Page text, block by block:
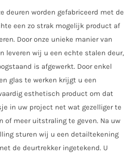
deuren worden gefabriceerd met de
een zo strak mogelijk product af
Door onze unieke manier van
leveren wij u een echte stalen deur,
is afgewerkt. Door enkel
glas te werken krijgt u een
esthetisch product om dat
in uw project net wat gezelliger te
of meer uitstraling te geven. Na uw
sturen wij u een detailtekening
de deurtrekker ingetekend. U